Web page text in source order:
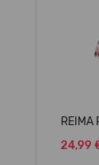
24,99